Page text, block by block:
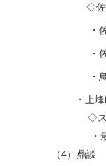
◇佐賀
・佐賀市
・佐賀市
・鳥栖市
・上峰町
◇ス
・
（4）鼎談